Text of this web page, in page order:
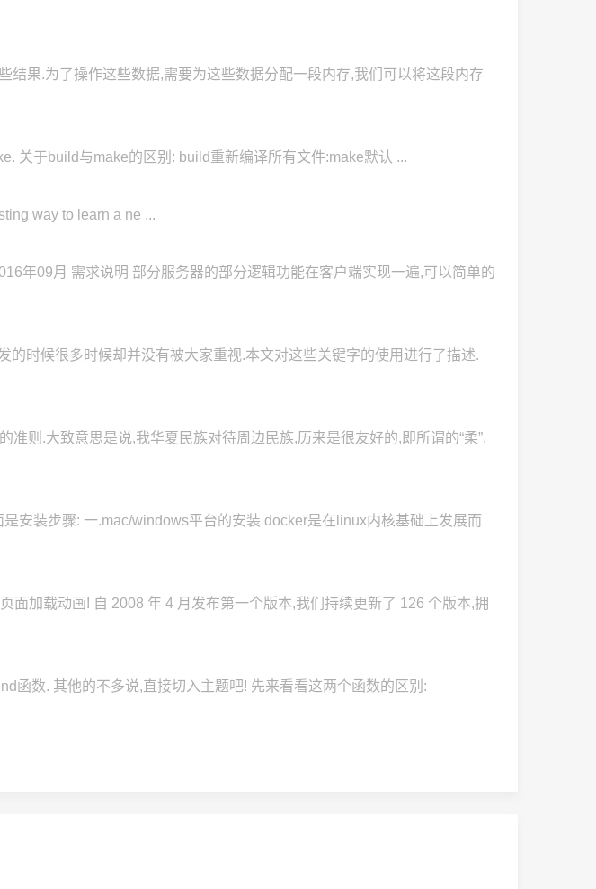
果.为了操作这些数据,需要为这些数据分配一段内存,我们可以将这段内存
关于build与make的区别: build重新编译所有文件:make默认 ...
way to learn a ne ...
年09月 需求说明 部分服务器的部分逻辑功能在客户端实现一遍,可以简单的
时候很多时候却并没有被大家重视.本文对这些关键字的使用进行了描述.
则.大致意思是说,我华夏民族对待周边民族,历来是很友好的,即所谓的“柔”,
安装步骤: 一.mac/windows平台的安装 docker是在linux内核基础上发展而
面加载动画! 自 2008 年 4 月发布第一个版本,我们持续更新了 126 个版本,拥
函数. 其他的不多说,直接切入主题吧! 先来看看这两个函数的区别: